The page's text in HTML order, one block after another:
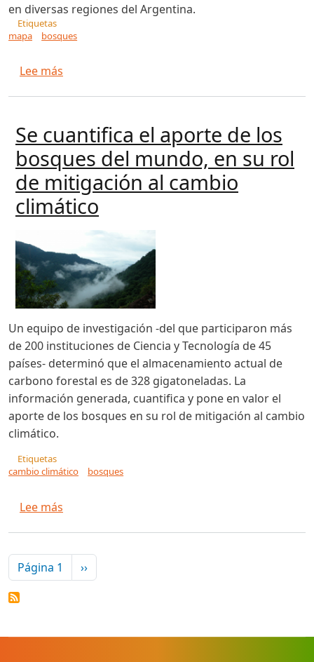
en diversas regiones del Argentina.
Etiquetas
mapa
bosques
Lee más
Se cuantifica el aporte de los
bosques del mundo, en su rol
de mitigación al cambio
climático
Un equipo de investigación -del que participaron más
de 200 instituciones de Ciencia y Tecnología de 45
países- determinó que el almacenamiento actual de
carbono forestal es de 328 gigatoneladas. La
información generada, cuantifica y pone en valor el
aporte de los bosques en su rol de mitigación al cambio
climático.
Etiquetas
cambio climático
bosques
Lee más
Paginación
Página 1 Siguiente página
››